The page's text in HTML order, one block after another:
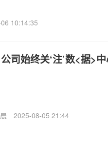
10:14:35
司始终关‘注’数<据>
2025-08-05 21:44